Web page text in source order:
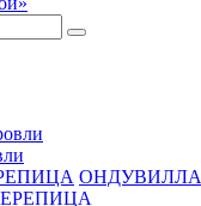
ОНДУВИЛЛА